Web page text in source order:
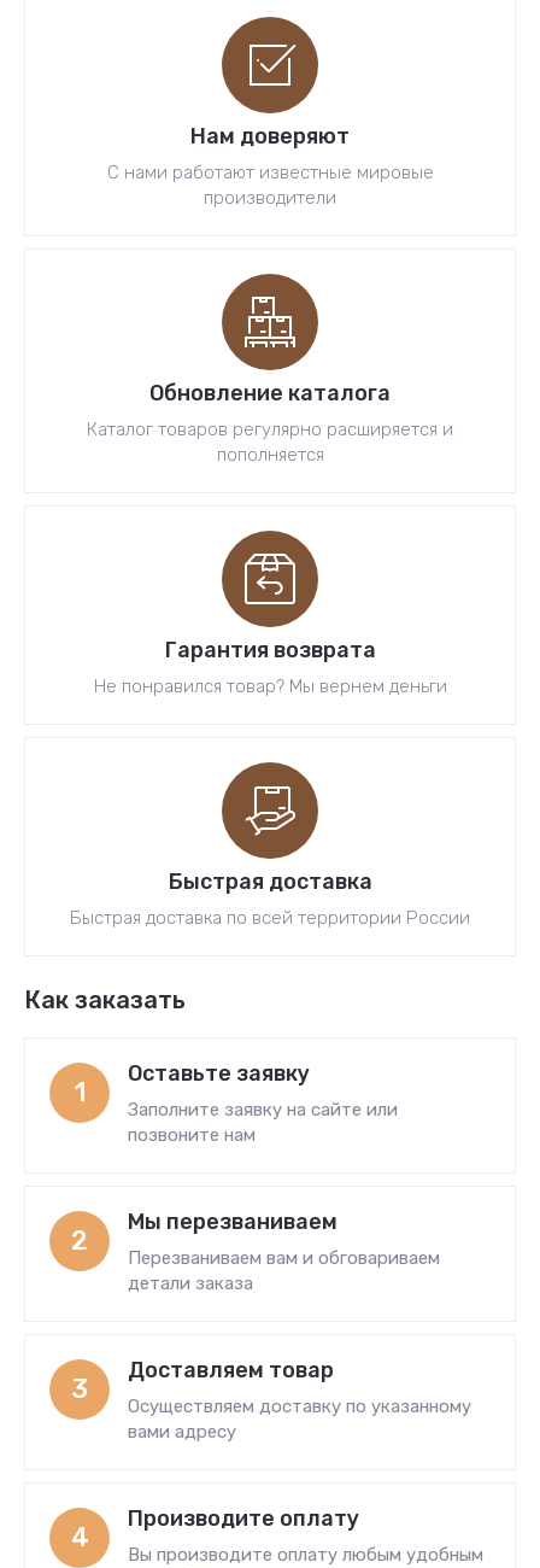
Нам доверяют
С нами работают известные мировые
производители
Обновление каталога
Каталог товаров регулярно расширяется и
пополняется
Гарантия возврата
Не понравился товар? Мы вернем деньги
Быстрая доставка
Быстрая доставка по всей территории России
Как заказать
1
Оставьте заявку
Заполните заявку на сайте или
позвоните нам
2
Мы перезваниваем
Перезваниваем вам и обговариваем
детали заказа
3
Доставляем товар
Осуществляем доставку по указанному
вами адресу
4
Производите оплату
Вы производите оплату любым удобным